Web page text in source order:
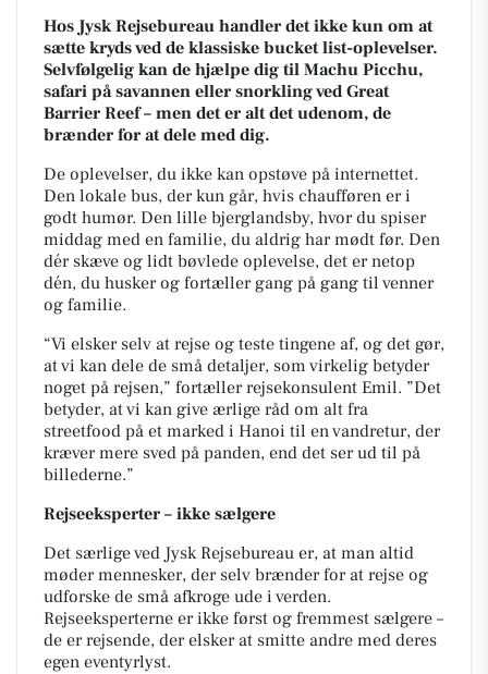
Hos Jysk Rejsebureau handler det ikke kun om at
sætte kryds ved de klassiske bucket list-oplevelser.
Selvfølgelig kan de hjælpe dig til Machu Picchu,
safari på savannen eller snorkling ved Great
Barrier Reef – men det er alt det udenom, de
brænder for at dele med dig.
De oplevelser, du ikke kan opstøve på internettet.
Den lokale bus, der kun går, hvis chaufføren er i
godt humør. Den lille bjerglandsby, hvor du spiser
middag med en familie, du aldrig har mødt før. Den
dér skæve og lidt bøvlede oplevelse, det er netop
dén, du husker og fortæller gang på gang til venner
og familie.
“Vi elsker selv at rejse og teste tingene af, og det gør,
at vi kan dele de små detaljer, som virkelig betyder
noget på rejsen,” fortæller rejsekonsulent Emil. ”Det
betyder, at vi kan give ærlige råd om alt fra
streetfood på et marked i Hanoi til en vandretur, der
kræver mere sved på panden, end det ser ud til på
billederne.”
Rejseeksperter – ikke sælgere
Det særlige ved Jysk Rejsebureau er, at man altid
møder mennesker, der selv brænder for at rejse og
udforske de små afkroge ude i verden.
Rejseeksperterne er ikke først og fremmest sælgere –
de er rejsende, der elsker at smitte andre med deres
egen eventyrlyst.